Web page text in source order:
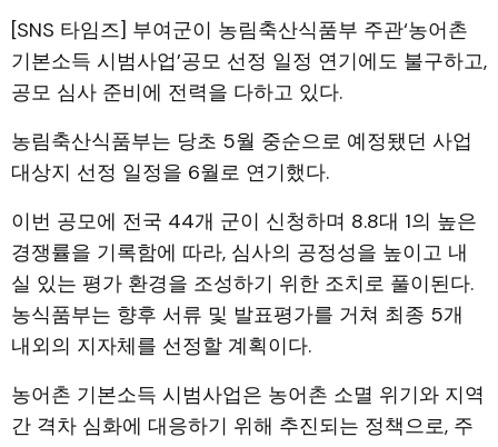
[SNS 타임즈] 부여군이 농림축산식품부 주관‘농어촌
기본소득 시범사업’공모 선정 일정 연기에도 불구하고,
공모 심사 준비에 전력을 다하고 있다.
농림축산식품부는 당초 5월 중순으로 예정됐던 사업
대상지 선정 일정을 6월로 연기했다.
이번 공모에 전국 44개 군이 신청하며 8.8대 1의 높은
경쟁률을 기록함에 따라, 심사의 공정성을 높이고 내
실 있는 평가 환경을 조성하기 위한 조치로 풀이된다.
농식품부는 향후 서류 및 발표평가를 거쳐 최종 5개
내외의 지자체를 선정할 계획이다.
농어촌 기본소득 시범사업은 농어촌 소멸 위기와 지역
간 격차 심화에 대응하기 위해 추진되는 정책으로, 주